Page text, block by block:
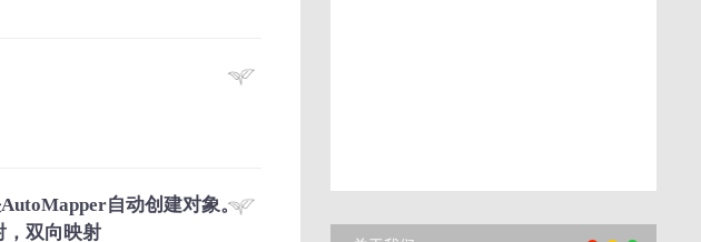
自动创建对象。
，双向映射